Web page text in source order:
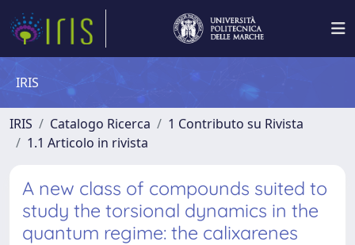
IRIS
IRIS Catalogo Ricerca
1 Contributo su Rivista
1.1 Articolo in rivista
A new class of compounds suited to
study the torsional dynamics in the
quantum regime: the calixarenes